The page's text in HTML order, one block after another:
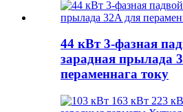
44 кВт 3-фазная
зарадная прылада
пераменнага току